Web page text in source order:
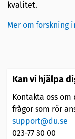
kvalitet.
Mer om forskning
Kan vi hjälpa
Kontakta oss
frågor som rör
support@du.se
023-77 80 00